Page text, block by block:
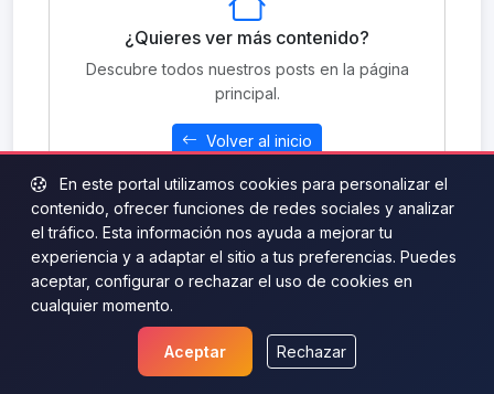
¿Quieres ver más contenido?
Descubre todos nuestros posts en la página
principal.
Volver al inicio
En este portal utilizamos cookies para personalizar el
contenido, ofrecer funciones de redes sociales y analizar
el tráfico. Esta información nos ayuda a mejorar tu
experiencia y a adaptar el sitio a tus preferencias. Puedes
aceptar, configurar o rechazar el uso de cookies en
cualquier momento.
Aceptar Rechazar